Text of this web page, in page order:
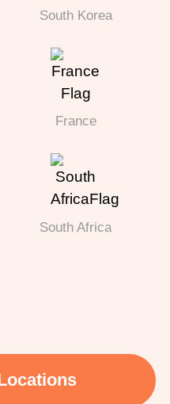
South Korea
France
South Africa